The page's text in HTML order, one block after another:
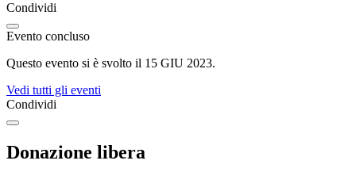
Condividi
Evento concluso
Questo evento si è svolto il 15 GIU 2023.
Vedi tutti gli eventi
Condividi
Donazione libera